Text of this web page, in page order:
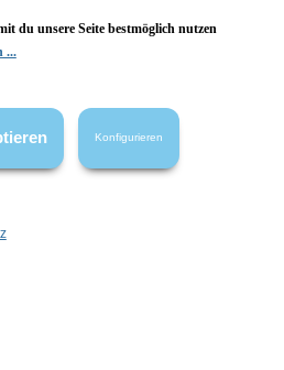
du unsere Seite bestmöglich nutzen
...
Konfigurieren